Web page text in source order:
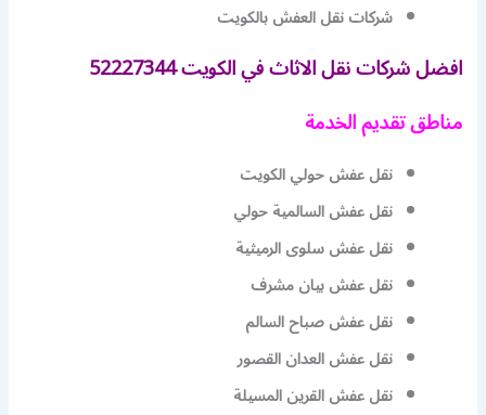
شركات نقل العفش بالكويت
افضل شركات نقل الاثاث في الكويت 52227344
مناطق تقديم الخدمة
نقل عفش حولي الكويت
نقل عفش السالمية حولي
نقل عفش سلوى الرميثية
نقل عفش بيان مشرف
نقل عفش صباح السالم
نقل عفش العدان القصور
نقل عفش القرين المسيلة